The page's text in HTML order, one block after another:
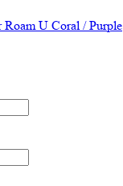
U Coral / Purple